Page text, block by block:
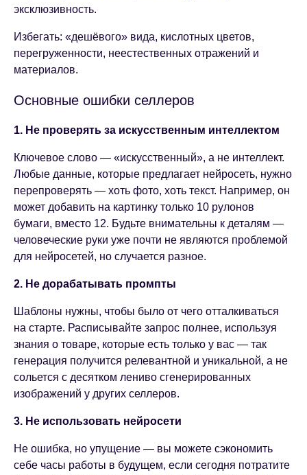
эксклюзивность.
Избегать: «дешёвого» вида, кислотных цветов,
перегруженности, неестественных отражений и
материалов.
Основные ошибки селлеров
1. Не проверять за искусственным интеллектом
Ключевое слово — «искусственный», а не интеллект.
Любые данные, которые предлагает нейросеть, нужно
перепроверять — хоть фото, хоть текст. Например, он
может добавить на картинку только 10 рулонов
бумаги, вместо 12. Будьте внимательны к деталям —
человеческие руки уже почти не являются проблемой
для нейросетей, но случается разное.
2. Не дорабатывать промпты
Шаблоны нужны, чтобы было от чего отталкиваться
на старте. Расписывайте запрос полнее, используя
знания о товаре, которые есть только у вас — так
генерация получится релевантной и уникальной, а не
сольется с десятком лениво сгенерированных
изображений у других селлеров.
3. Не использовать нейросети
Не ошибка, но упущение — вы можете сэкономить
себе часы работы в будущем, если сегодня потратите